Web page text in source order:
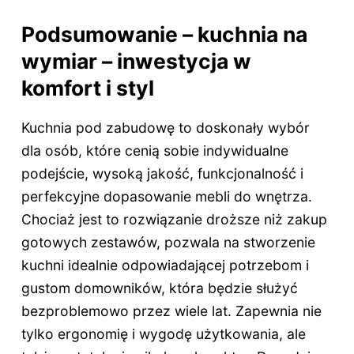
Podsumowanie – kuchnia na
wymiar – inwestycja w
komfort i styl
Kuchnia pod zabudowę to doskonały wybór
dla osób, które cenią sobie indywidualne
podejście, wysoką jakość, funkcjonalność i
perfekcyjne dopasowanie mebli do wnętrza.
Chociaż jest to rozwiązanie droższe niż zakup
gotowych zestawów, pozwala na stworzenie
kuchni idealnie odpowiadającej potrzebom i
gustom domowników, która będzie służyć
bezproblemowo przez wiele lat. Zapewnia nie
tylko ergonomię i wygodę użytkowania, ale